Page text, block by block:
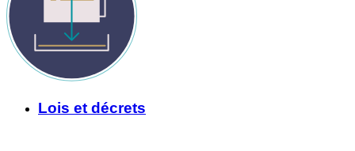
Lois et décrets